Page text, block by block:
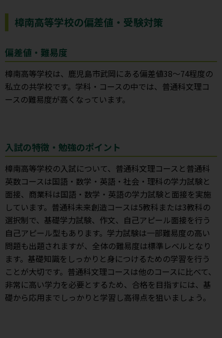
樟南高等学校の偏差値・受験対策
偏差値・難易度
樟南高等学校は、鹿児島市武岡にある偏差値38～74程度の
私立の共学校です。学科・コースの中では、普通科文理コ
ースの難易度が高くなっています。
入試の特徴・勉強のポイント
樟南高等学校の入試について、普通科文理コースと普通科
英数コースは国語・数学・英語・社会・理科の学力試験と
面接、商業科は国語・数学・英語の学力試験と面接を実施
しています。普通科未来創造コースは5教科または3教科の
選択制で、基礎学力試験、作文、自己アピール面接を行う
自己アピール型もあります。学力試験は一部難易度の高い
問題も出題されますが、全体の難易度は標準レベルとなり
ます。基礎知識をしっかりと身につけるための学習を行う
ことが大切です。普通科文理コースは他のコースに比べて、
非常に高い学力を必要とするため、合格を目指すには、基
礎から応用までしっかりと学習し高得点を狙いましょう。